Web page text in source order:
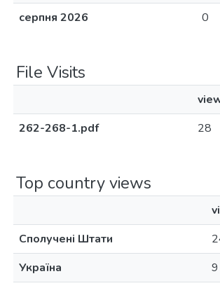
серпня 2026
0
File Visits
262-268-1.pdf
28
Top country views
Сполучені Штати
Україна
9